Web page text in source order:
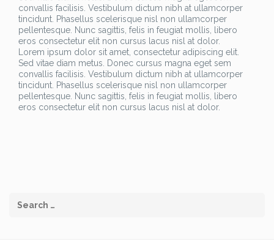
convallis facilisis. Vestibulum dictum nibh at ullamcorper
tincidunt. Phasellus scelerisque nisl non ullamcorper
pellentesque. Nunc sagittis, felis in feugiat mollis, libero
eros consectetur elit non cursus lacus nisl at dolor.
Lorem ipsum dolor sit amet, consectetur adipiscing elit.
Sed vitae diam metus. Donec cursus magna eget sem
convallis facilisis. Vestibulum dictum nibh at ullamcorper
tincidunt. Phasellus scelerisque nisl non ullamcorper
pellentesque. Nunc sagittis, felis in feugiat mollis, libero
eros consectetur elit non cursus lacus nisl at dolor.